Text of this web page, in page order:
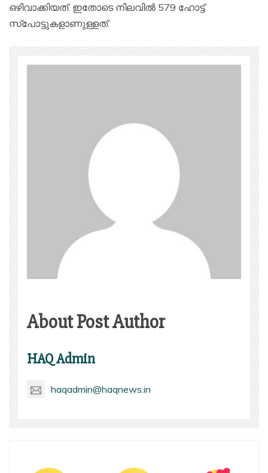
ഒഴിവാക്കിയത്. ഇതോടെ നിലവില്‍ 579 ഹോട്ട്
സ്‌പോട്ടുകളാണുള്ളത്.
About Post Author
HAQ Admin
haqadmin@haqnews.in